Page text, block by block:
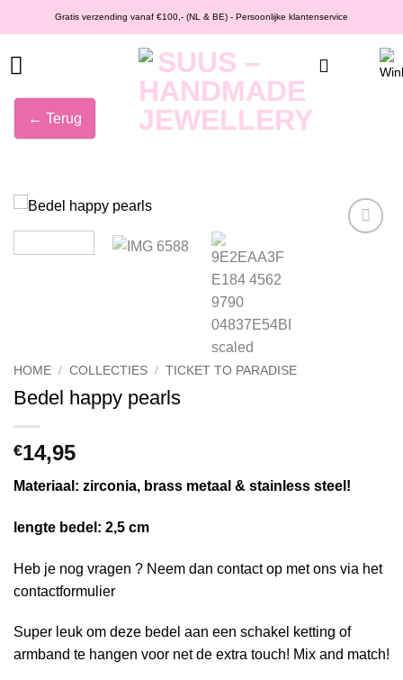
naar
inhoud
Gratis verzending vanaf €100,- (NL & BE) - Persoonlijke klantenservice
← Terug
HOME / COLLECTIES / TICKET TO PARADISE
Bedel happy pearls
€14,95
Materiaal: zirconia, brass metaal & stainless steel!
lengte bedel: 2,5 cm
Heb je nog vragen ? Neem dan contact op met ons via het
contactformulier
Super leuk om deze bedel aan een schakel ketting of
armband te hangen voor net de extra touch! Mix and match!